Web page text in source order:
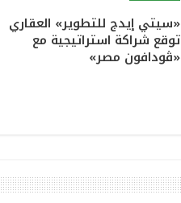
«سيتي إيدج للتطوير» العقاري
توقع شراكة استراتيجية مع
«ڤودافون مصر»